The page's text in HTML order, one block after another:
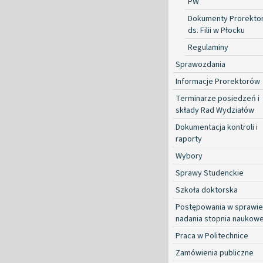
Dokumenty
ds. Filii w Płocku
Regulaminy
Sprawozdania
Informacje Prorektorów
Terminarze posiedzeń i
składy Rad Wydziałów
Dokumentacja kontroli i
raporty
Wybory
Sprawy Studenckie
Szkoła doktorska
Postępowania w sprawie
nadania stopnia
Praca w Politechnice
Zamówienia publiczne